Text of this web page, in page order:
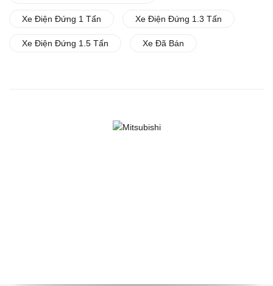
Xe Điện Đứng 1 Tấn Xe Điện Đứng 1.3 Tấn
Xe Điện Đứng 1.5 Tấn Xe Đã Bán